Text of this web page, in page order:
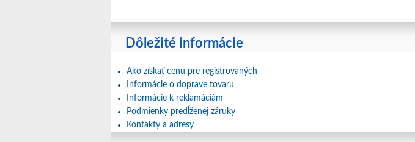
Dôležité informácie
Ako získať cenu pre registrovaných
Informácie o doprave tovaru
Informácie k reklamáciám
Podmienky predĺženej záruky
Kontakty a adresy